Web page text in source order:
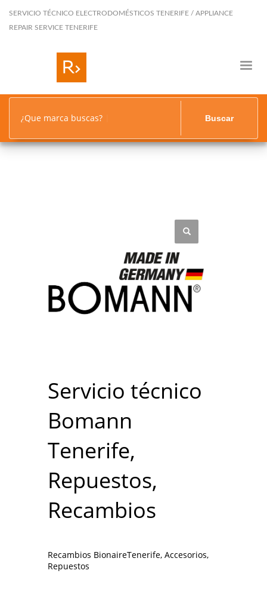
SERVICIO TÉCNICO ELECTRODOMÉSTICOS TENERIFE / APPLIANCE
REPAIR SERVICE TENERIFE
¿Que marca buscas? Buscar
Servicio técnico
Bomann
Tenerife,
Repuestos,
Recambios
Recambios BionaireTenerife, Accesorios,
Repuestos